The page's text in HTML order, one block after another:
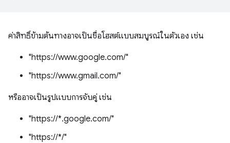
ค่าสิทธิ์ข้ามต้นทางอาจเป็นชื่อโฮสต์แบบสมบูรณ์ในตัวเอง เช่น
"https://www.google.com/"
"https://www.gmail.com/"
หรืออาจเป็นรูปแบบการจับคู่ เช่น
"https://*.google.com/"
"https://*/"